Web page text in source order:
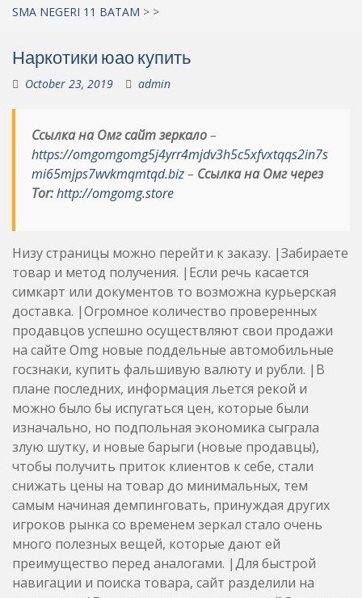
SMA NEGERI 11 BATAM > >
Наркотики юао купить
October 23, 2019 admin
Ссылка на Омг сайт зеркало–
https://omgomgomg5j4yrr4mjdv3h5c5xfvxtqqs2in7s
mi65mjps7wvkmqmtqd.biz– Ссылка на Омг через
Tor:http://omgomg.store
Низу страницы можно перейти к заказу. |Забираете
товар и метод получения. |Если речь касается
симкарт или документов то возможна курьерская
доставка. |Огромное количество проверенных
продавцов успешно осуществляют свои продажи
на сайте Omg новые поддельные автомобильные
госзнаки, купить фальшивую валюту и рубли. |В
плане последних, информация льется рекой и
можно было бы испугаться цен, которые были
изначально, но подпольная экономика сыграла
злую шутку, и новые барыги (новые продавцы),
чтобы получить приток клиентов к себе, стали
снижать цены на товар до минимальных, тем
самым начиная демпинговать, принуждая других
игроков рынка со временем зеркал стало очень
много полезных вещей, которые дают ей
преимущество перед аналогами. |Для быстрой
навигации и поиска товара, сайт разделили на